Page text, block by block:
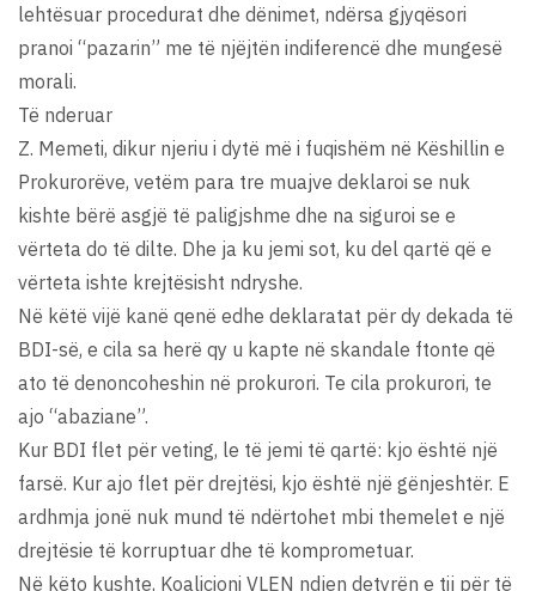
lehtësuar procedurat dhe dënimet, ndërsa gjyqësori
pranoi “pazarin” me të njëjtën indiferencë dhe mungesë
morali.
Të nderuar
Z. Memeti, dikur njeriu i dytë më i fuqishëm në Këshillin e
Prokurorëve, vetëm para tre muajve deklaroi se nuk
kishte bërë asgjë të paligjshme dhe na siguroi se e
vërteta do të dilte. Dhe ja ku jemi sot, ku del qartë që e
vërteta ishte krejtësisht ndryshe.
Në këtë vijë kanë qenë edhe deklaratat për dy dekada të
BDI-së, e cila sa herë qy u kapte në skandale ftonte që
ato të denoncoheshin në prokurori. Te cila prokurori, te
ajo “abaziane”.
Kur BDI flet për veting, le të jemi të qartë: kjo është një
farsë. Kur ajo flet për drejtësi, kjo është një gënjeshtër. E
ardhmja jonë nuk mund të ndërtohet mbi themelet e një
drejtësie të korruptuar dhe të komprometuar.
Në këto kushte, Koalicioni VLEN ndjen detyrën e tij për të